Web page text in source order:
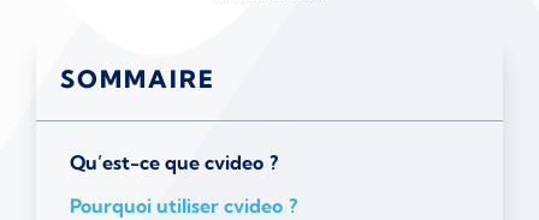
SOMMAIRE
Qu’est-ce que cvideo ?
Pourquoi utiliser cvideo ?